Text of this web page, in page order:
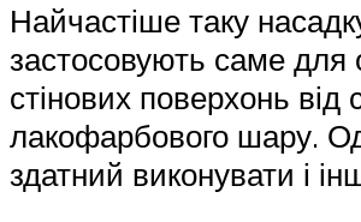
Найчастіше таку
застосовують саме
стінових поверхонь від
лакофарбового шару.
здатний виконувати і